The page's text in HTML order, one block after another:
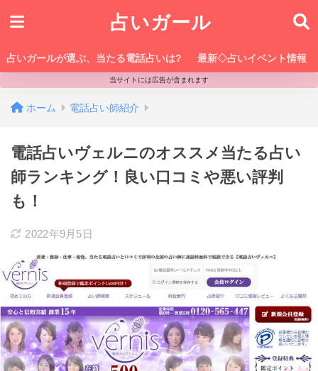
占いガール
占いガールが選ぶ、当たる電話占いは? 最新◇占いイベント情報
当サイトには広告が含まれます
ホーム 電話占い師紹介
電話占いヴェルニのオススメ当たる占い
師ランキング！良い口コミや悪い評判
も！
2022年9月5日